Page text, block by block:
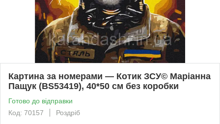
Картина за номерами — Котик ЗСУ© Маріанна
Пащук (BS53419), 40*50 см без коробки
Готово до відправки
Код: 70157
Роздріб